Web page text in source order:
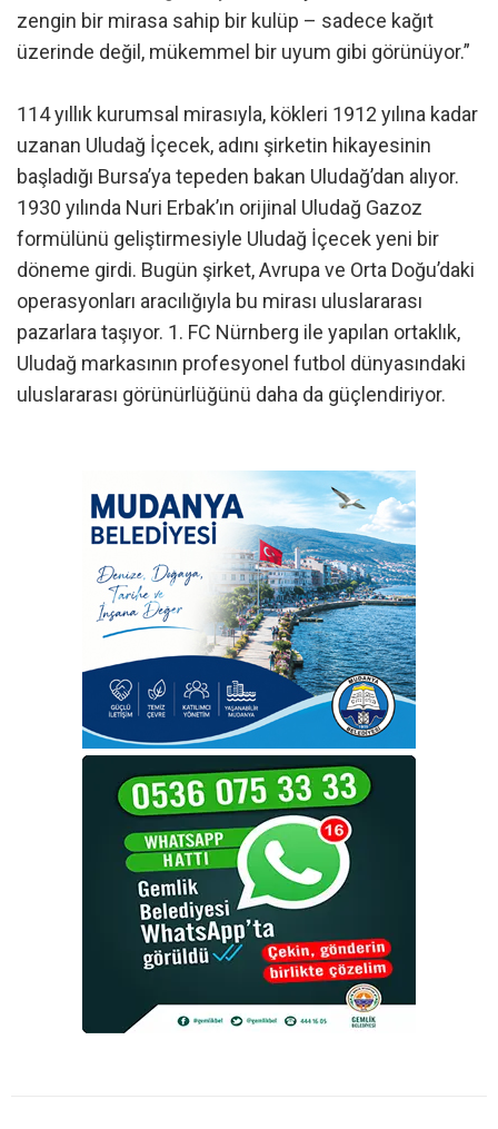
zengin bir mirasa sahip bir kulüp – sadece kağıt
üzerinde değil, mükemmel bir uyum gibi görünüyor.”
114 yıllık kurumsal mirasıyla, kökleri 1912 yılına kadar
uzanan Uludağ İçecek, adını şirketin hikayesinin
başladığı Bursa’ya tepeden bakan Uludağ’dan alıyor.
1930 yılında Nuri Erbak’ın orijinal Uludağ Gazoz
formülünü geliştirmesiyle Uludağ İçecek yeni bir
döneme girdi. Bugün şirket, Avrupa ve Orta Doğu’daki
operasyonları aracılığıyla bu mirası uluslararası
pazarlara taşıyor. 1. FC Nürnberg ile yapılan ortaklık,
Uludağ markasının profesyonel futbol dünyasındaki
uluslararası görünürlüğünü daha da güçlendiriyor.